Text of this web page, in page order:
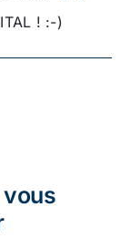
! :-)